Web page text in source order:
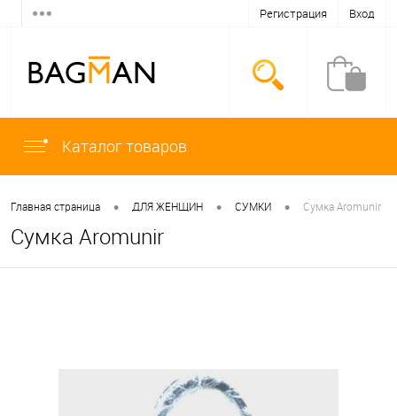
Регистрация Вход
Каталог товаров
Главная страница • ДЛЯ ЖЕНЩИН • СУМКИ • Сумка Aromunir
Сумка Aromunir